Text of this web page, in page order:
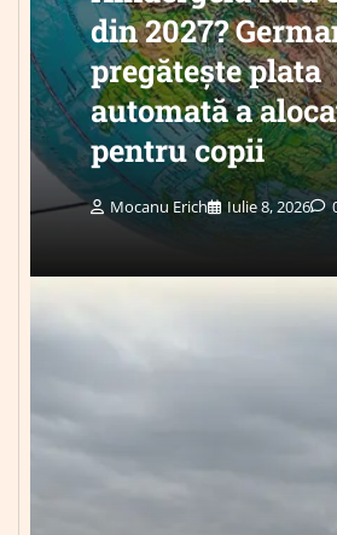
din 2027?
pregătește plata
automată a
pentru copii
Mocanu Erich Iulie 8, 2026